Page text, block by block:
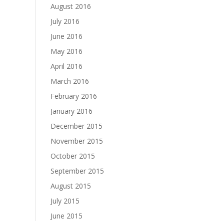
August 2016
July 2016
June 2016
May 2016
April 2016
March 2016
February 2016
January 2016
December 2015
November 2015
October 2015
September 2015
August 2015
July 2015
June 2015